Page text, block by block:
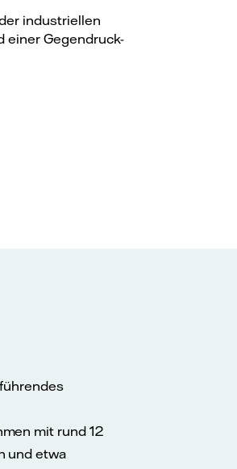
industriellen
einer Gegendruck-
mit rund 12
und etwa